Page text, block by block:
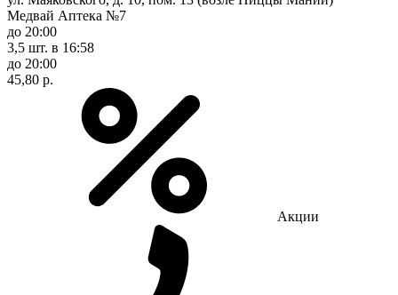
Медвай Аптека №7
до 20:00
3,5 шт. в 16:58
до 20:00
45,80 р.
Акции